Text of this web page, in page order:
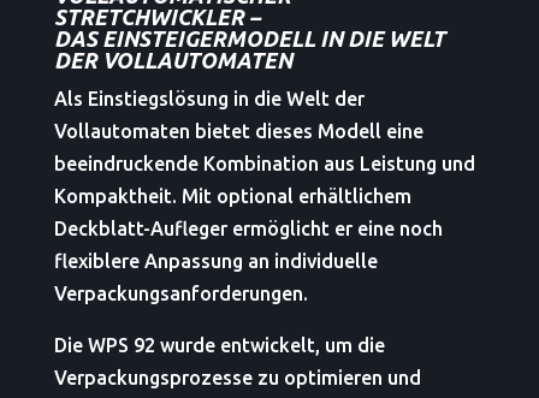
STRETCHWICKLER –
DAS EINSTEIGERMODELL IN DIE WELT
DER VOLLAUTOMATEN
Als Einstiegslösung in die Welt der
Vollautomaten bietet dieses Modell eine
beeindruckende Kombination aus Leistung und
Kompaktheit. Mit optional erhältlichem
Deckblatt-Aufleger ermöglicht er eine noch
flexiblere Anpassung an individuelle
Verpackungsanforderungen.
Die WPS 92 wurde entwickelt, um die
Verpackungsprozesse zu optimieren und